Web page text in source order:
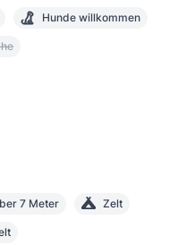
Hunde willkommen
7 Meter Zelt